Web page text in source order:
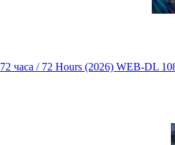
72 часа / 72 Hours (2026) WEB-DL